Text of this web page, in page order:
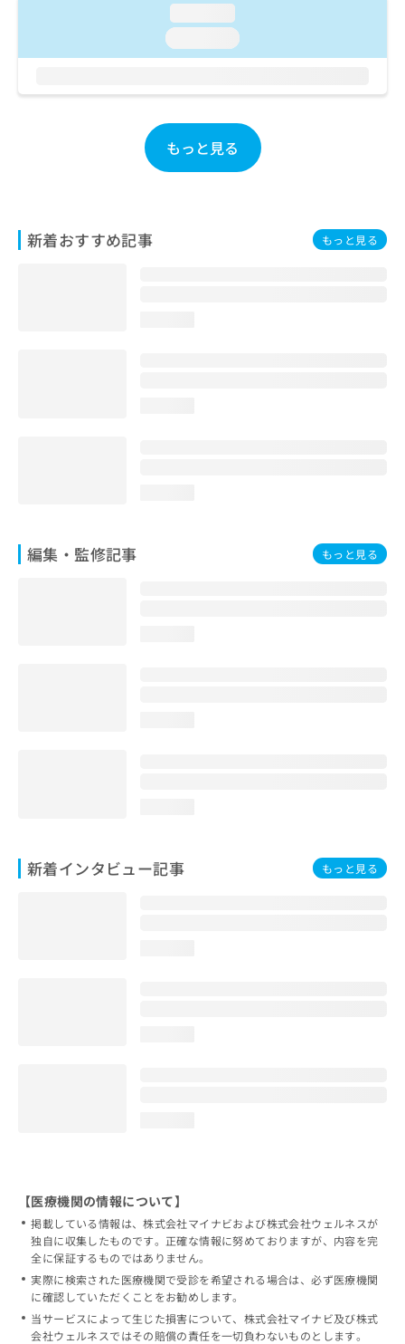
もっと見る
新着おすすめ記事 もっと見る
編集・監修記事 もっと見る
新着インタビュー記事 もっと見る
【医療機関の情報について】
掲載している情報は、株式会社マイナビおよび株式会社ウェルネスが
独自に収集したものです。正確な情報に努めておりますが、内容を完
全に保証するものではありません。
実際に検索された医療機関で受診を希望される場合は、必ず医療機関
に確認していただくことをお勧めします。
当サービスによって生じた損害について、株式会社マイナビ及び株式
会社ウェルネスではその賠償の責任を一切負わないものとします。